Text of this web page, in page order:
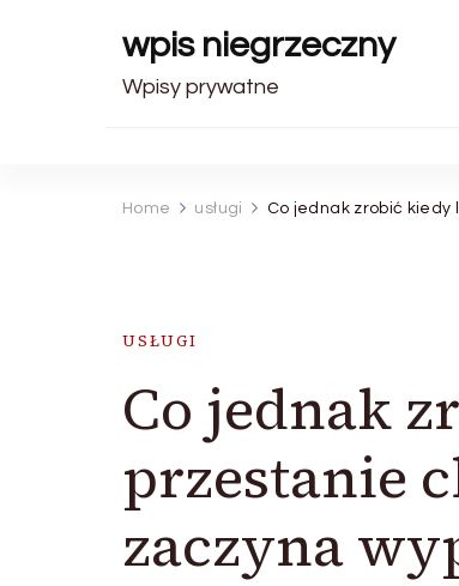
wpis niegrzeczny
Wpisy prywatne
Home usługi Co jednak zrobić kiedy
USŁUGI
Co jednak
przestanie
zaczyna